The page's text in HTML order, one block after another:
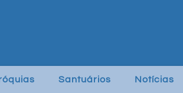
Santuários Notícias